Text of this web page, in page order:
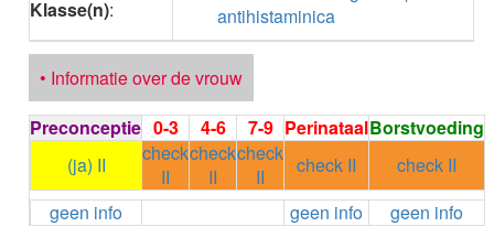
AGALSIDASE bèta
AGOMELATINE
ALBIGLUTIDE
ALBUTREPENONACOG ALFA
Stollingsfactor IX; Factor IX
ALCOHOL
ETHANOL
ALECTINIB
ALEMTUZUMAB
Klasse(n):
antihistaminica
• Informatie over de vrouw
Preconceptie 0-3 4-6 7-9 PerinataalBorstvoeding
(ja) II
check
II
check
II
check
II
check II
check II
geen info
geen info
geen info